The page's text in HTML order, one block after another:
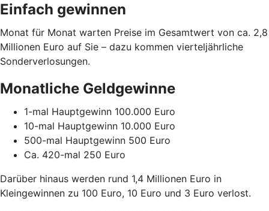
Einfach gewinnen
Monat für Monat warten Preise im Gesamtwert von ca. 2,8
Millionen Euro auf Sie – dazu kommen vierteljährliche
Sonderverlosungen.
Monatliche Geldgewinne
1-mal Hauptgewinn 100.000 Euro
10-mal Hauptgewinn 10.000 Euro
500-mal Hauptgewinn 500 Euro
Ca. 420-mal 250 Euro
Darüber hinaus werden rund 1,4 Millionen Euro in
Kleingewinnen zu 100 Euro, 10 Euro und 3 Euro verlost.